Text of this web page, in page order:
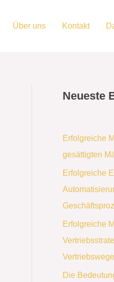
Über uns Kontakt
Neueste
Erfolgreiche
gesättigten
Erfolgreiche
Erfolgreiche
Die